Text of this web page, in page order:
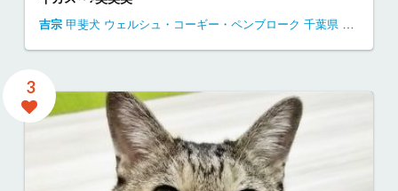
吉宗 甲斐犬 ウェルシュ・コーギー・ペンブローク 千葉県
3